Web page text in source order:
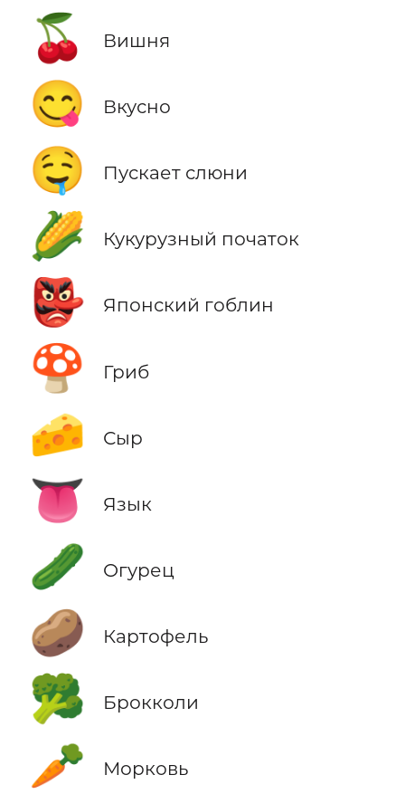
🍒 Вишня
😋 Вкусно
🤤 Пускает слюни
🌽 Кукурузный початок
👺 Японский гоблин
🍄 Гриб
🧀 Сыр
👅 Язык
🥒 Огурец
🥔 Картофель
🥦 Брокколи
🥕 Морковь